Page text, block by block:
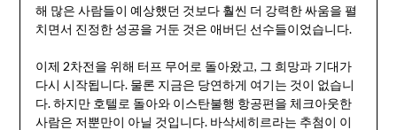
해 많은 사람들이 예상했던 것보다 훨씬 더 강력한 싸움을 펼
치면서 진정한 성공을 거둔 것은 애버딘 선수들이었습니다.
이제 2차전을 위해 터프 무어로 돌아왔고, 그 희망과 기대가
다시 시작됩니다. 물론 지금은 당연하게 여기는 것이 없습니
다. 하지만 호텔로 돌아와 이스탄불행 항공편을 체크아웃한
사람은 저뿐만이 아닐 것입니다. 바삭세히르라는 추첨이 이